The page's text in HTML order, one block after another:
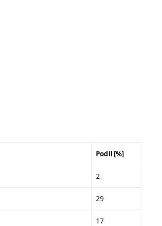
Podíl [%]
2
29
17